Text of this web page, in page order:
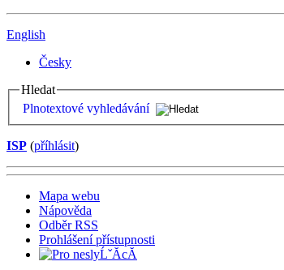
English
Česky
Hledat
Plnotextové vyhledávání
ISP (příhlásit)
Mapa webu
Nápověda
Odběr RSS
Prohlášení přístupnosti